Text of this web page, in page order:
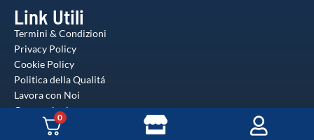
Link Utili
Termini & Condizioni
Privacy Policy
Cookie Policy
Politica della Qualitá
Lavora con Noi
Convenzioni
0